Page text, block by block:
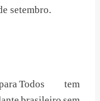
setembro.
Todos tem